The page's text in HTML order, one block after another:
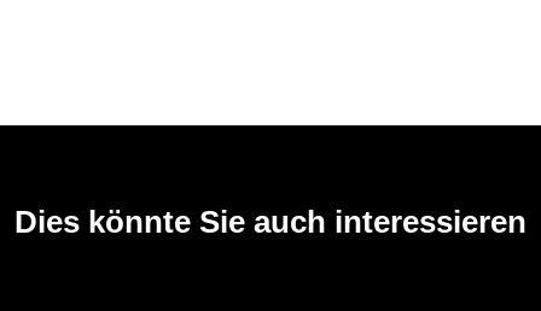
Dies könnte Sie auch interessieren